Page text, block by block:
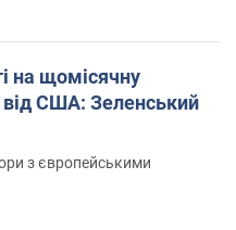
на щомісячну
США: Зеленський
з європейськими